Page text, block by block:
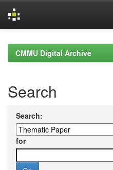
navigationCMMU Digital Archive
Search
Search:
for